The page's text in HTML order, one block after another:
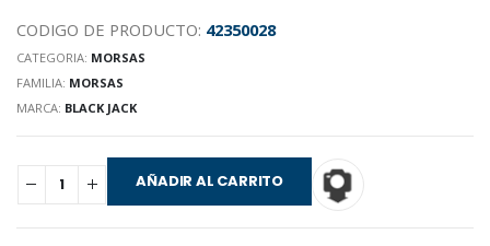
CODIGO DE PRODUCTO: 42350028
CATEGORIA: MORSAS
FAMILIA: MORSAS
MARCA: BLACK JACK
AÑADIR AL CARRITO